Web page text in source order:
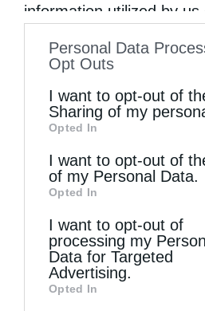
information utilized by us
to your opt-out. You may
information by third
of downstream
information may also be
third parties on theIAB’s
Downstream Participants
disclose it to other third
Personal Data
Opt Outs
I want to opt-out of
Sharing of my
Opted In
I want to opt-out of
of my Personal Data.
Opted In
I want to opt-out of
processing my
Data for Targeted
Advertising.
Opted In
Πανηγυρικός Εσπερινός
Σωτήρος στο Αρκαλοχώρι